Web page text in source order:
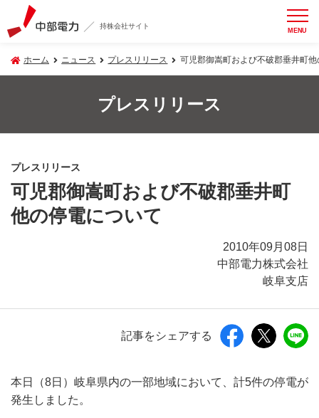
持株会社サイト MENU
ホーム ニュース プレスリリース 可児郡御嵩町および不破郡垂井町
プレスリリース
プレスリリース
可児郡御嵩町および不破郡垂井町
他の停電について
2010年09月08日
中部電力株式会社
岐阜支店
記事をシェアする
本日（8日）岐阜県内の一部地域において、計5件の停電が
発生しました。